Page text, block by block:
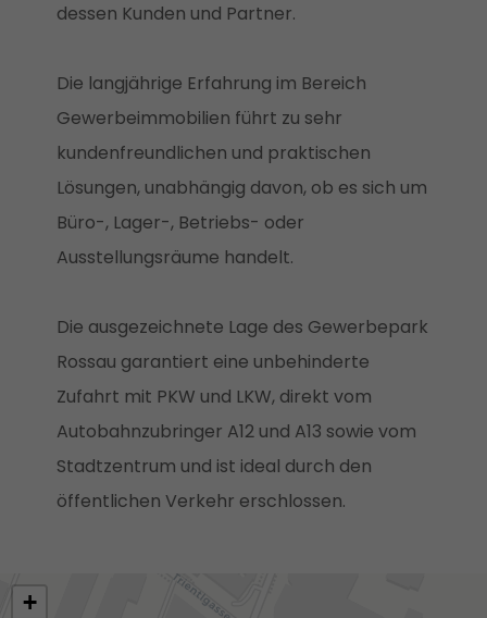
dessen Kunden und Partner.
Die langjährige Erfahrung im Bereich
Gewerbeimmobilien führt zu sehr
kundenfreundlichen und praktischen
Lösungen, unabhängig davon, ob es sich um
Büro-, Lager-, Betriebs- oder
Ausstellungsräume handelt.
Die ausgezeichnete Lage des Gewerbepark
Rossau garantiert eine unbehinderte
Zufahrt mit PKW und LKW, direkt vom
Autobahnzubringer A12 und A13 sowie vom
Stadtzentrum und ist ideal durch den
öffentlichen Verkehr erschlossen.
+